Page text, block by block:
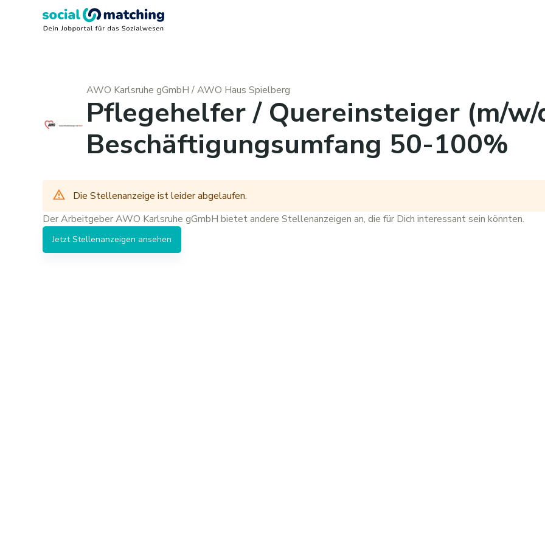
AWO Karlsruhe gGmbH /AWO Haus Spielberg
Pflegehelfer / Quereinsteiger (m/w/
Beschäftigungsumfang 50-100%
Die Stellenanzeige ist leider abgelaufen.
Der ArbeitgeberAWO Karlsruhe gGmbH bietet andere Stellenanzeigen an, die für Dich interessant sein könnten.
JetztStellenanzeigen ansehen